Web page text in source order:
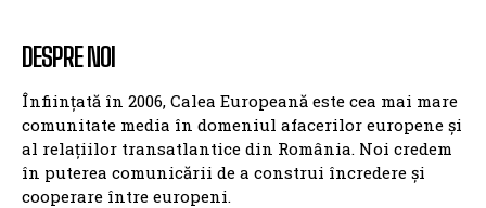
DESPRE NOI
Înființată în 2006, Calea Europeană este cea mai mare
comunitate media în domeniul afacerilor europene și
al relațiilor transatlantice din România. Noi credem
în puterea comunicării de a construi încredere și
cooperare între europeni.